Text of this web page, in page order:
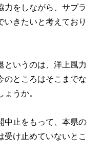
力をしながら、サプラ
いきたいと考えており
というのは、洋上風力
のところはそこまでな
うか。
中止をもって、本県の
受け止めていないとこ